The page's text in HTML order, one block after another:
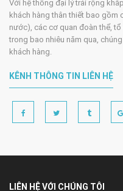
Với hệ thống đại lý trải rộng
khách hàng thân thiết bao gồm
nước), các cơ quan đoàn thể,
trong bao nhiêu năm qua,
khách hàng.
KÊNH THÔNG TIN LIÊN HỆ
LIÊN HỆ VỚI CHÚNG TÔI